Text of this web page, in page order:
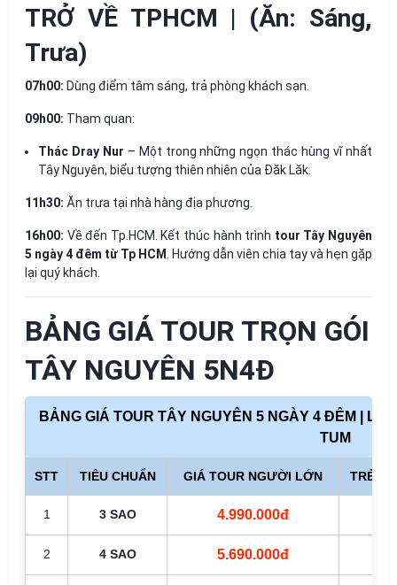
TRỞ VỀ TPHCM | (Ăn: Sáng,
Trưa)
07h00: Dùng điểm tâm sáng, trả phòng khách sạn.
09h00: Tham quan:
Thác Dray Nur – Một trong những ngọn thác hùng vĩ nhất
Tây Nguyên, biểu tượng thiên nhiên của Đăk Lăk.
11h30: Ăn trưa tại nhà hàng địa phương.
16h00: Về đến Tp.HCM. Kết thúc hành trình tour Tây Nguyên
5 ngày 4 đêm từ Tp HCM
. Hướng dẫn viên chia tay và hẹn gặp
lại quý khách.
BẢNG GIÁ TOUR TRỌN GÓI
TÂY NGUYÊN 5N4Đ
BẢNG GIÁ TOUR TÂY NGUYÊN 5 NGÀY 4 ĐÊM |
TUM
STT TIÊU CHUẨN GIÁ TOUR NGƯỜI LỚN TRẺ
1 3 SAO 4.990.000đ
2 4 SAO 5.690.000đ